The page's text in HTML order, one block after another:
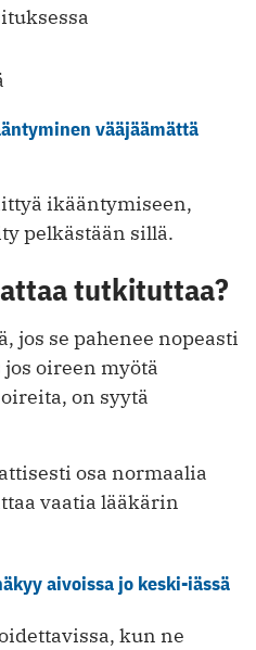
vääjäämättä
ikääntymiseen,
pelkästään sillä.
tutkituttaa?
jos se pahenee nopeasti
oireen myötä
on syytä
osa normaalia
vaatia lääkärin
aivoissa jo keski-iässä
kun ne